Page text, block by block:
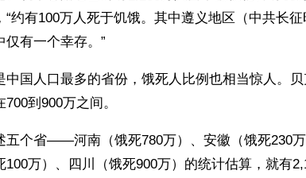
“约有100万人死于饥饿。其中遵义地区（中共长
仅有一个幸存。”
中国人口最多的省份，饿死人比例也相当惊人。
700到900万之间。
五个省——河南（饿死780万）、安徽（饿死230
100万）、四川（饿死900万）的统计估算，就有